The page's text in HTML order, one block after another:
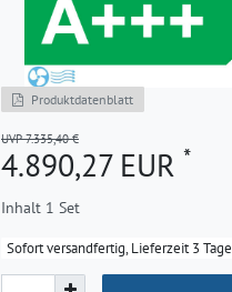
Produktdatenblatt
UVP 7.335,40 €
4.890,27 EUR *
Inhalt 1 Set
Sofort versandfertig, Lieferzeit 3 Tage